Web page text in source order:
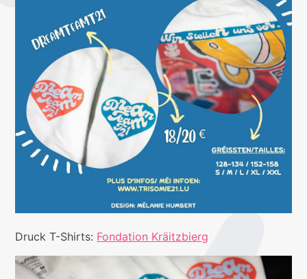
Druck T-Shirts: Fondation Kräitzbierg